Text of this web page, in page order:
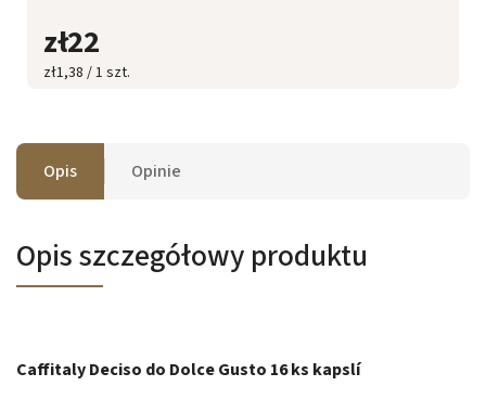
zł22
zł1,38 / 1 szt.
Opis Opinie
Opis szczegółowy produktu
Caffitaly Deciso do Dolce Gusto 16 ks kapslí